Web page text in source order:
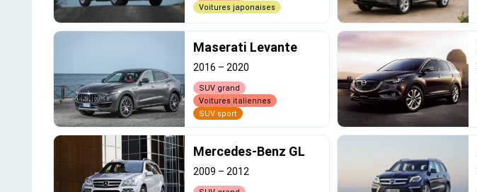
Voitures japonaises
Maserati Levante
2016 – 2020
SUV grand
Voitures italiennes
SUV sport
Mercedes-Benz GL
2009 – 2012